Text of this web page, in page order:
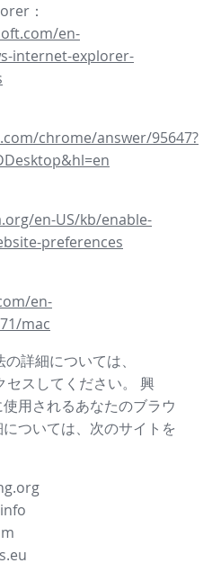
：
en-
internet-explorer-
chrome/answer/95647?
en-US/kb/enable-
preferences
en-
mac
詳細については、
スしてください。 興
用されるあなたのブラウ
ついては、次のサイトを